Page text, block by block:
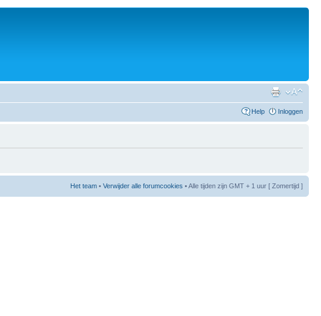
Help Inloggen
Het team • Verwijder alle forumcookies • Alle tijden zijn GMT + 1 uur [ Zomertijd ]